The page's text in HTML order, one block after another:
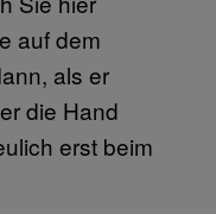
auf dem
als er
die Hand
erst beim